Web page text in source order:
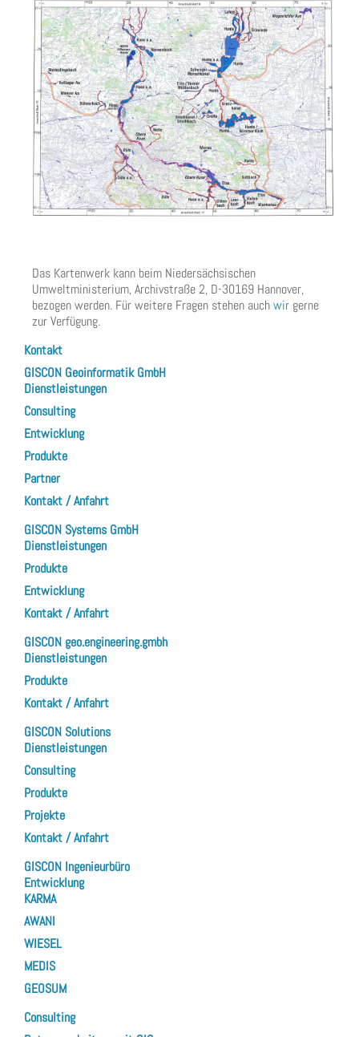
Das Kartenwerk kann beim Niedersächsischen
Umweltministerium, Archivstraße 2, D-30169 Hannover,
bezogen werden. Für weitere Fragen stehen auchwir gerne
zur Verfügung.
Kontakt
GISCON Geoinformatik GmbH
Dienstleistungen
Consulting
Entwicklung
Produkte
Partner
Kontakt / Anfahrt
GISCON Systems GmbH
Dienstleistungen
Produkte
Entwicklung
Kontakt / Anfahrt
GISCON geo.engineering.gmbh
Dienstleistungen
Produkte
Kontakt / Anfahrt
GISCON Solutions
Dienstleistungen
Consulting
Produkte
Projekte
Kontakt / Anfahrt
GISCON Ingenieurbüro
Entwicklung
KARMA
AWANI
WIESEL
MEDIS
GEOSUM
Consulting